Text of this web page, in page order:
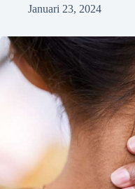
Januari 23, 2024